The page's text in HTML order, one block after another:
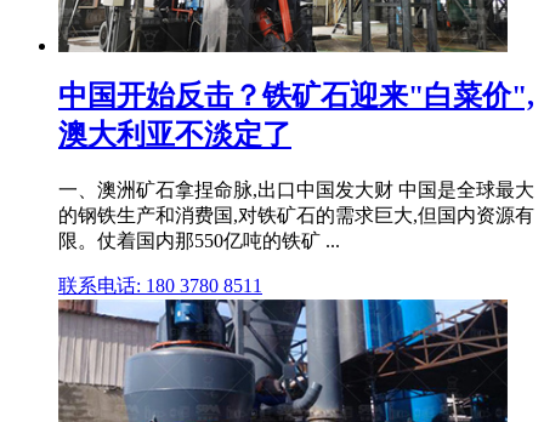
中国开始反击？铁矿石迎来"白菜价",
澳大利亚不淡定了
一、澳洲矿石拿捏命脉,出口中国发大财 中国是全球最大
的钢铁生产和消费国,对铁矿石的需求巨大,但国内资源有
限。仗着国内那550亿吨的铁矿 ...
联系电话: 180 3780 8511